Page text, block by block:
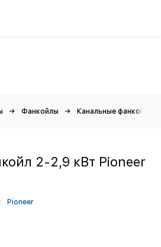
Фанкойлы Канальные фанкойлы
2-2,9 кВт Pioneer
Pioneer